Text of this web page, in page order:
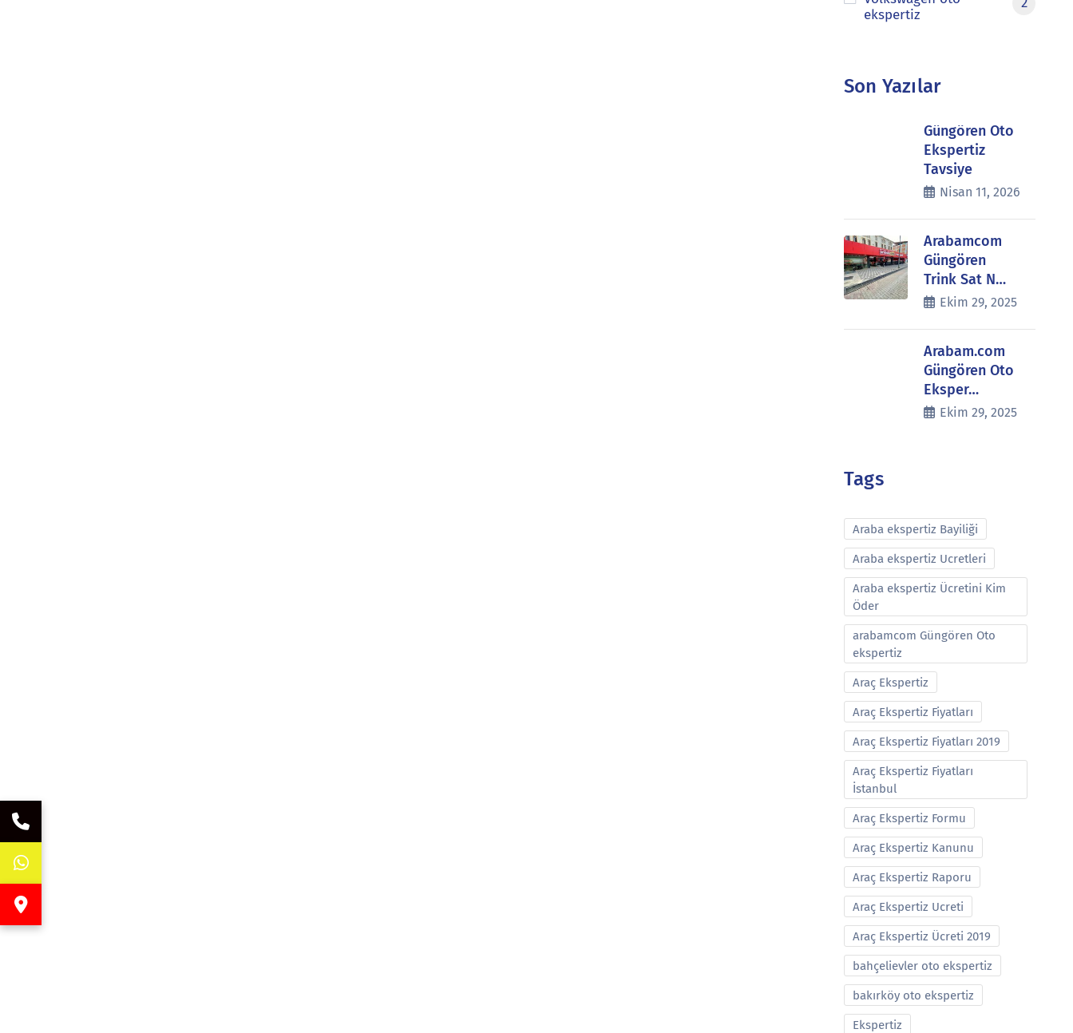
ekspertiz
Son Yazılar
Güngören Oto
Ekspertiz
Tavsiye
Nisan 11, 2026
Arabamcom
Güngören
Trink Sat N…
Ekim 29, 2025
Arabam.com
Güngören Oto
Eksper…
Ekim 29, 2025
Tags
Araba ekspertiz Bayiliği
Araba ekspertiz Ucretleri
Araba ekspertiz Ücretini Kim
Öder
arabamcom Güngören Oto
ekspertiz
Araç Ekspertiz
Araç Ekspertiz Fiyatları
Araç Ekspertiz Fiyatları 2019
Araç Ekspertiz Fiyatları
İstanbul
Araç Ekspertiz Formu
Araç Ekspertiz Kanunu
Araç Ekspertiz Raporu
Araç Ekspertiz Ucreti
Araç Ekspertiz Ücreti 2019
bahçelievler oto ekspertiz
bakırköy oto ekspertiz
Ekspertiz